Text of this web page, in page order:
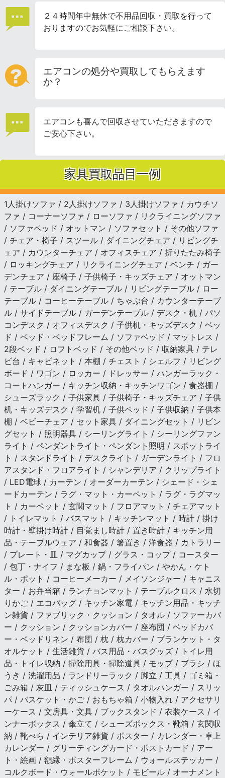
２４時間年中無休で不用品回収・買取を行って
おりますのでお気軽にご相談下さい。
エアコンの処分や買取してもらえます
か？
エアコンも喜んで回収させていただきますので
ご安心下さい。
家具買取品目一例
1人掛けソファ / 2人掛けソファ / 3人掛けソファ / カウチソ
ファ / コーナーソファ / ローソファ / リクライニングソファ
/ ソファベッド / オットマン / ソファセット / その他ソファ
/ チェア・椅子 / スツール / ダイニングチェア / リビングチ
ェア / カウンターチェア / オフィスチェア / 折りたたみ椅子
/ ロッキングチェア / リクライニングチェア / ベンチ / ガー
デンチェア / 座椅子 / 子供椅子・キッズチェア / オットマン
/ テーブル / ダイニングテーブル / リビングテーブル / ロー
テーブル / コーヒーテーブル / ちゃぶ台 / カウンターテーブ
ル / サイドテーブル / ガーデンテーブル / デスク・机 / パソ
コンデスク / オフィスデスク / 子供机・キッズデスク / ベッ
ド / ベッド・ベッドフレーム / ソファベッド / マットレス /
2段ベッド / ロフトベッド / その他ベッド / 収納家具 / テレ
ビ台 / キャビネット / 本棚 / チェスト / シェルフ / リビング
ボード / ワゴン / ロッカー / ドレッサー / ハンガーラック・
コートハンガー / キッチン収納・キッチンワゴン / 食器棚 /
シューズラック / 子供家具 / 子供椅子・キッズチェア / 子供
机・キッズデスク / 学習机 / 子供ベッド / 子供収納 / 子供本
棚 / ベビーチェア / セット家具 / ダイニングセット / リビン
グセット / 照明器具 / シーリングライト / シーリングファン
ライト / ペンダントライト・ペンダント照明 / スポットライ
ト / スタンドライト / デスクライト / ガーデンライト / フロ
アスタンド・フロアライト / シャンデリア / クリップライト
/ LED電球 / カーテン / オーダーカーテン / シェード・シェ
ードカーテン / ラグ・マット・カーペット / ラグ・ラグマッ
ト / カーペット / 玄関マット / フロアマット / チェアマット
/ トイレマット / バスマット / キッチンマット / 時計 / 掛け
時計・壁掛け時計 / 目覚まし時計 / 置き時計 / キッチン用
品・テーブルウェア / 和食器 / 箸置き / 洋食器 / カトラリー
/ プレート・皿 / マグカップ / グラス・コップ / コースター
/ 包丁・ナイフ / まな板 / 鍋・フライパン / やかん・ケト
ル・ポット / コーヒーメーカー / メイソンジャー / キャニス
ター / お弁当箱 / ランチョンマット / テーブルクロス / 水切
りかご / エコバッグ / キッチン家電 / キッチン用品・キッチ
ン雑貨 / ファブリック・クッション / タオル / ソファーカバ
ー / クッション / クッションカバー / 座布団 / ベッドカバ
ー・ベッドリネン / 布団 / 枕 / 枕カバー / ブランケット・タ
オルケット / 生活雑貨 / バス用品・バスグッズ / トイレ用
品・トイレ収納 / 掃除用具・掃除道具 / モップ / ブラシ / ほ
うき / 洗濯用品 / ランドリーラック / 脚立 / 工具 / ゴミ箱・
ごみ箱 / 灰皿 / ティッシュケース / タオルハンガー / スリッ
パ / バスケット・かご / おもちゃ箱 / 小物入れ / アクセサリ
ーケース / 文房具・文具 / ブックスタンド / 衣装ケース / イ
ンナーボックス / 傘立て / シューズボックス・靴箱 / 玄関収
納 / 靴べら / インテリア雑貨 / ポスター / カレンダー・卓上
カレンダー / グリーティングカード・ポストカード / アー
ト・絵画 / 額縁・ポスターフレーム / ウォールステッカー /
コルクボード・ウォールポケット / モビール / オーナメント